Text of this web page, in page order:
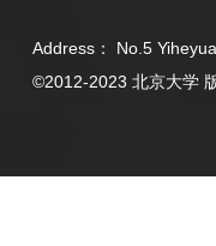
Address： No.5
©2012-2023 北京大学